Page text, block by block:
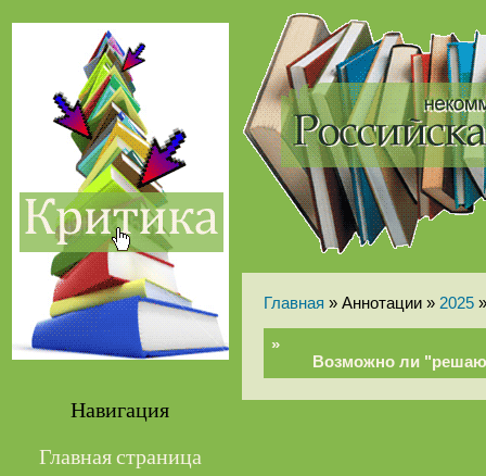
Навигация
Главная страница
Главная » Аннотации » 2025 »
»
Возможно ли